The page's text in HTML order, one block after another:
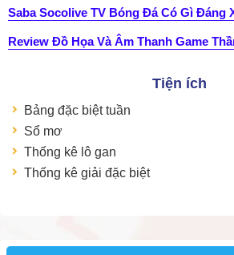
Saba Socolive TV Bóng Đá Có Gì Đáng
Review Đồ Họa Và Âm Thanh Game
Tiện ích
Bảng đặc biệt tuần
Sổ mơ
Thống kê lô gan
Thống kê giải đặc biệt